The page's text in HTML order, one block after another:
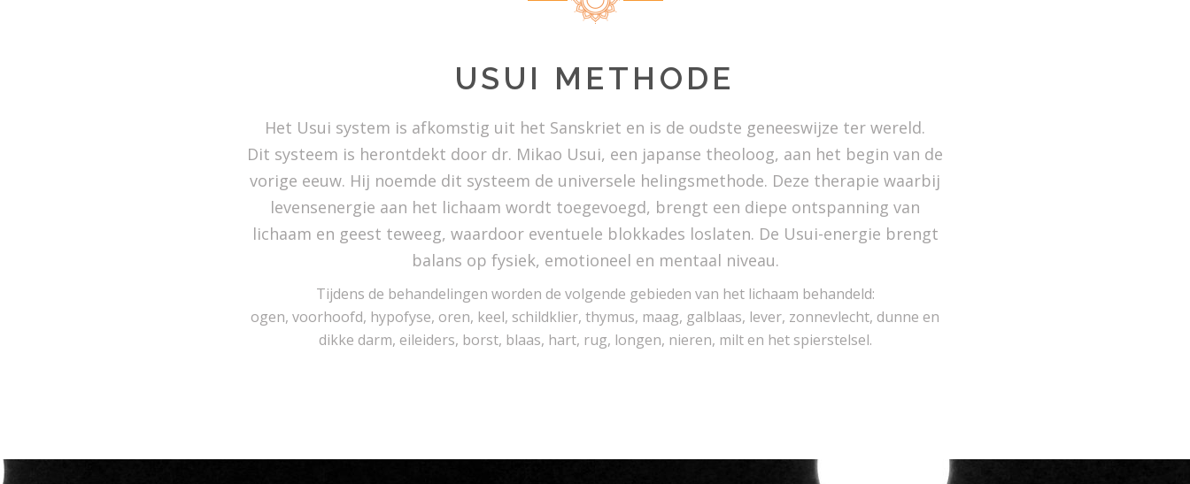
USUI METHODE
Het Usui system is afkomstig uit het Sanskriet en is de oudste geneeswijze ter wereld.
Dit systeem is herontdekt door dr. Mikao Usui, een japanse theoloog, aan het begin van de
vorige eeuw. Hij noemde dit systeem de universele helingsmethode. Deze therapie waarbij
levensenergie aan het lichaam wordt toegevoegd, brengt een diepe ontspanning van
lichaam en geest teweeg, waardoor eventuele blokkades loslaten. De Usui-energie brengt
balans op fysiek, emotioneel en mentaal niveau.
Tijdens de behandelingen worden de volgende gebieden van het lichaam behandeld:
ogen, voorhoofd, hypofyse, oren, keel, schildklier, thymus, maag, galblaas, lever, zonnevlecht, dunne en
dikke darm, eileiders, borst, blaas, hart, rug, longen, nieren, milt en het spierstelsel.